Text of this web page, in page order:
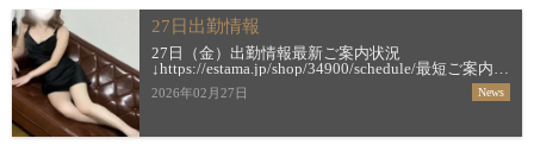
27日出勤情報
27日（金）出勤情報最新ご案内状況
↓https://estama.jp/shop/34900/schedule/最短ご案内時
間＆お店からの新着メッセージ
↓https://estama.jp/shop/34900/【琴似】 […]
2026年02月27日 News